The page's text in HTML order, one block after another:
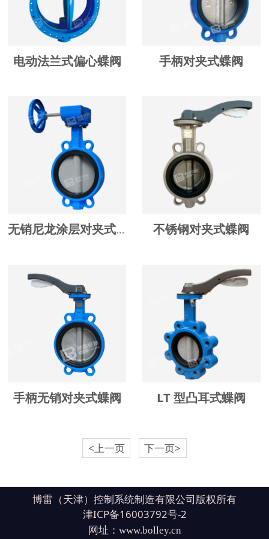
电动法兰式偏心蝶阀 手柄对夹式蝶阀
无销尼龙涂层对夹式蝶阀 不锈钢对夹式蝶阀
手柄无销对夹式蝶阀 LT 型凸耳式蝶阀
<上一页 下一页>
博雷（天津）控制系统制造有限公司版权所有
津ICP备16003792号-2
网址： www.bolley.cn